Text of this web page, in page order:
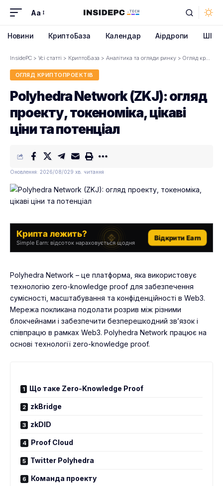
Font
Aa
Новини КриптоБаза Календар Аірдропи ШІ
InsidePC > Усі статті > КриптоБаза > Аналітика та огляди ринку > Огляд криптопроектів
ОГЛЯД КРИПТОПРОЕКТІВ
Polyhedra Network (ZKJ): огляд
проекту, токеноміка, цікаві
ціни та потенціал
Оновлення: 2026/08/029 хв. читання
Крипта лежить?
Simple Earn: відсоток нараховується щодня
Відкрити Earn
Polyhedra Network – це платформа, яка використовує
технологію zero-knowledge proof для забезпечення
сумісності, масштабування та конфіденційності в Web3.
Мережа покликана подолати розрив між різними
блокчейнами і забезпечити безперешкодний зв’язок і
співпрацю в рамках Web3. Polyhedra Network працює на
основі технології zero-knowledge proof.
Що таке Zero-Knowledge Proof
zkBridge
zkDID
Proof Cloud
Twitter Polyhedra
Команда проекту